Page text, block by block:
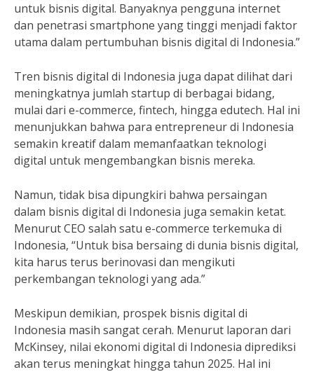
untuk bisnis digital. Banyaknya pengguna internet
dan penetrasi smartphone yang tinggi menjadi faktor
utama dalam pertumbuhan bisnis digital di Indonesia.”
Tren bisnis digital di Indonesia juga dapat dilihat dari
meningkatnya jumlah startup di berbagai bidang,
mulai dari e-commerce, fintech, hingga edutech. Hal ini
menunjukkan bahwa para entrepreneur di Indonesia
semakin kreatif dalam memanfaatkan teknologi
digital untuk mengembangkan bisnis mereka.
Namun, tidak bisa dipungkiri bahwa persaingan
dalam bisnis digital di Indonesia juga semakin ketat.
Menurut CEO salah satu e-commerce terkemuka di
Indonesia, “Untuk bisa bersaing di dunia bisnis digital,
kita harus terus berinovasi dan mengikuti
perkembangan teknologi yang ada.”
Meskipun demikian, prospek bisnis digital di
Indonesia masih sangat cerah. Menurut laporan dari
McKinsey, nilai ekonomi digital di Indonesia diprediksi
akan terus meningkat hingga tahun 2025. Hal ini